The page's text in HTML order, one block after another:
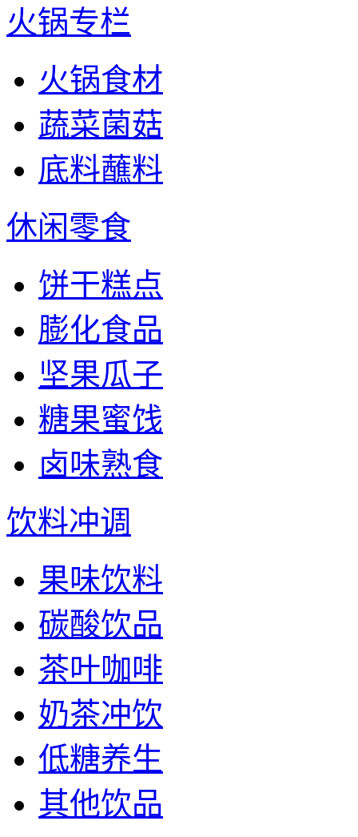
火锅专栏
火锅食材
蔬菜菌菇
底料蘸料
休闲零食
饼干糕点
膨化食品
坚果瓜子
糖果蜜饯
卤味熟食
饮料冲调
果味饮料
碳酸饮品
茶叶咖啡
奶茶冲饮
低糖养生
其他饮品